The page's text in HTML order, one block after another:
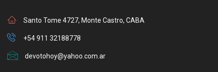
Santo Tome 4727, Monte Castro, CABA
+54 911 32188778
devotohoy@yahoo.com.ar